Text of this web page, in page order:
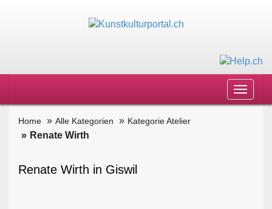
Toggle
Home Alle Kategorien Kategorie Atelier
Renate Wirth
Renate Wirth in Giswil